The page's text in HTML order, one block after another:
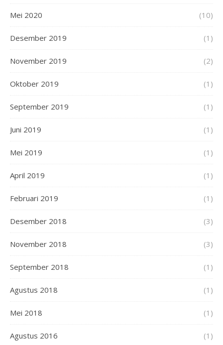
Mei 2020 (10)
Desember 2019 (1)
November 2019 (2)
Oktober 2019 (1)
September 2019 (1)
Juni 2019 (1)
Mei 2019 (1)
April 2019 (1)
Februari 2019 (1)
Desember 2018 (3)
November 2018 (3)
September 2018 (1)
Agustus 2018 (1)
Mei 2018 (1)
Agustus 2016 (1)